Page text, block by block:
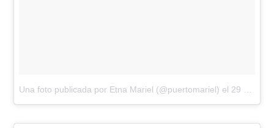
Una foto publicada por Etna Mariel (@puertomariel) el 29 de Sep de 2016 a la(s) 8:30 PDT